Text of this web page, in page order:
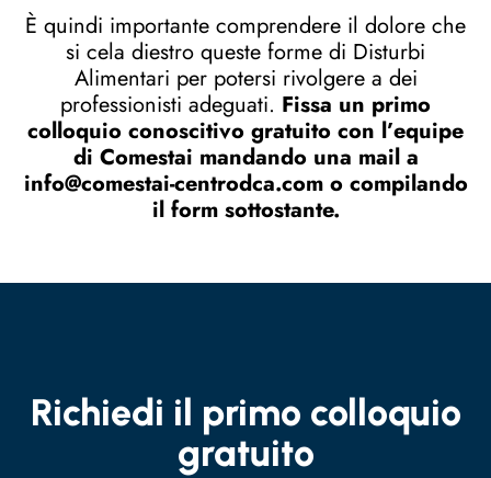
È quindi importante comprendere il dolore che
si cela diestro queste forme di Disturbi
Alimentari per potersi rivolgere a dei
professionisti adeguati. Fissa un primo
colloquio conoscitivo gratuito con l’equipe
di Comestai mandando una mail a
info@comestai-centrodca.com o compilando
il form sottostante.
Richiedi il primo colloquio
gratuito